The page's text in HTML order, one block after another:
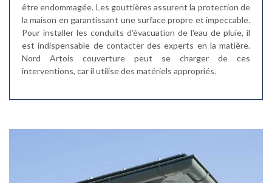
être endommagée. Les gouttières assurent la protection de
la maison en garantissant une surface propre et impeccable.
Pour installer les conduits d'évacuation de l'eau de pluie, il
est indispensable de contacter des experts en la matière.
Nord Artois couverture peut se charger de ces
interventions, car il utilise des matériels appropriés.